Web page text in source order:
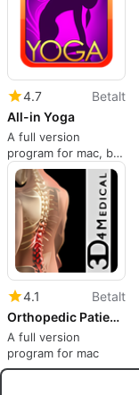
4.7
Betalt
All-in Yoga
A full version
program for mac, by
Plus Sports
4.1
Betalt
Orthopedic Patient Education
A full version
program for mac